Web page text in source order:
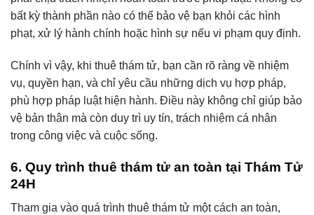
bất kỳ thành phần nào có thể bảo vệ bạn khỏi các hình
phạt, xử lý hành chính hoặc hình sự nếu vi phạm quy định.
Chính vì vậy, khi thuê thám tử, bạn cần rõ ràng về nhiệm
vụ, quyền hạn, và chỉ yêu cầu những dịch vụ hợp pháp,
phù hợp pháp luật hiện hành. Điều này không chỉ giúp bảo
vệ bản thân mà còn duy trì uy tín, trách nhiệm cá nhân
trong công việc và cuộc sống.
6. Quy trình thuê thám tử an toàn tại Thám Tử
24H
Tham gia vào quá trình thuê thám tử một cách an toàn,